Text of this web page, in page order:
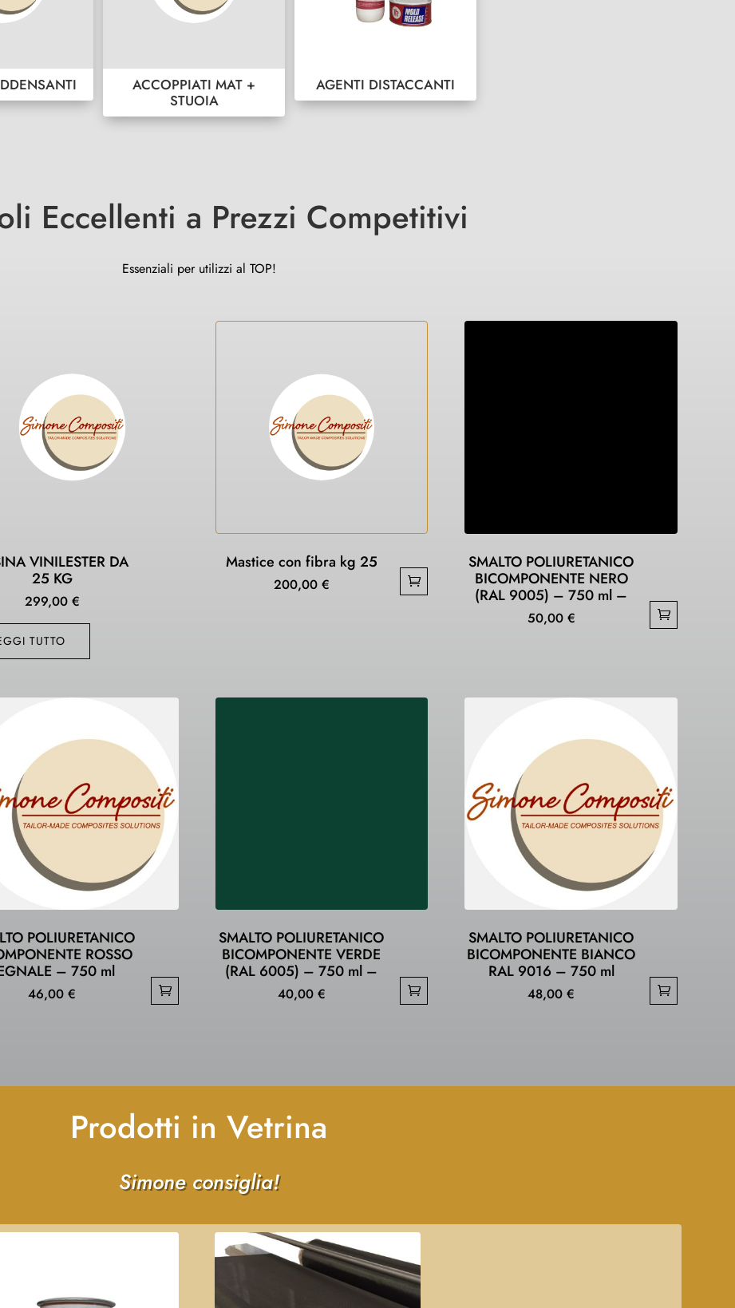
ACCOPPIATI MAT +
STUOIA
AGENTI DISTACCANTI
Eccellenti a Prezzi Competitivi
Essenziali per utilizzi al TOP!
VINILESTER DA
25 KG
299,00 €
TUTTO
Mastice con fibra kg 25
200,00 €
SMALTO POLIURETANICO
BICOMPONENTE NERO
(RAL 9005) – 750 ml –
50,00 €
POLIURETANICO
ROSSO
– 750 ml
46,00€
SMALTO POLIURETANICO
BICOMPONENTE VERDE
(RAL 6005) – 750 ml –
40,00 €
SMALTO POLIURETANICO
BICOMPONENTE BIANCO
RAL 9016 – 750 ml
48,00€
Prodotti in Vetrina
Simone consiglia!